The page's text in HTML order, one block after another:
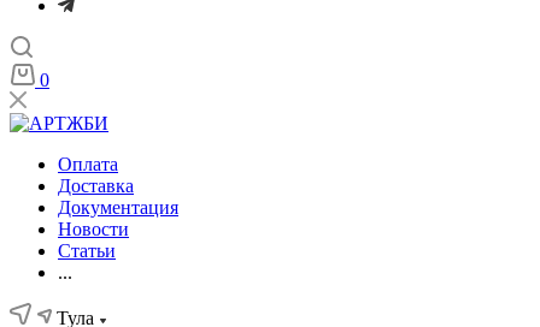
0
Оплата
Доставка
Документация
Новости
Статьи
...
Тула